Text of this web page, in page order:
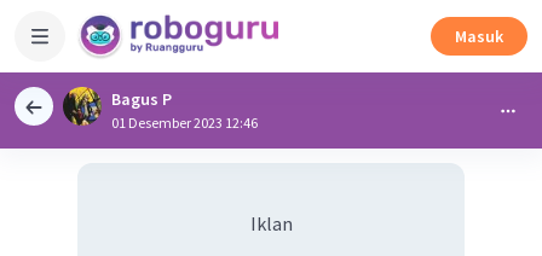
Masuk
Bagus P
01 Desember 2023 12:46
Iklan